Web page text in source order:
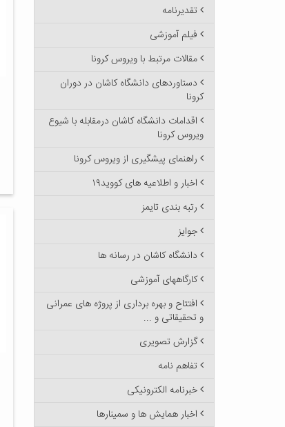
تقدیرنامه
فیلم آموزشی
مقالات مرتبط با ویروس کرونا
دستاوردهای دانشگاه کاشان در دوران
کرونا
اقدامات دانشگاه کاشان درمقابله با شیوع
ویروس کرونا
راهنمای پیشگیری از ویروس کرونا
اخبار و اطلاعیه های کووید۱۹
رتبه بندی تایمز
جوایز
دانشگاه کاشان در رسانه ها
کارگاههای آموزشی
افتتاح و بهره برداری از پروژه های عمرانی
و تحقیقاتی و ...
گزارش تصویری
تفاهم نامه
خبرنامه الکترونیکی
اخبار همایش ها و سمینارها